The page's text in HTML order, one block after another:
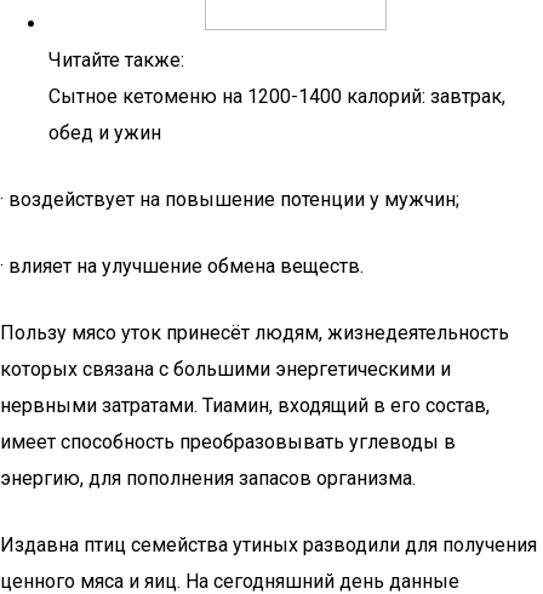
Читайте также:
Сытное кетоменю на 1200-1400 калорий: завтрак,
обед и ужин
· воздействует на повышение потенции у мужчин;
· влияет на улучшение обмена веществ.
Пользу мясо уток принесёт людям, жизнедеятельность
которых связана с большими энергетическими и
нервными затратами. Тиамин, входящий в его состав,
имеет способность преобразовывать углеводы в
энергию, для пополнения запасов организма.
Издавна птиц семейства утиных разводили для получения
ценного мяса и яиц. На сегодняшний день данные